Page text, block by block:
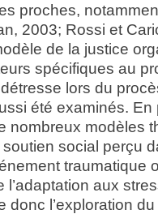
proches,
2003; Rossi et
de la justice
spécifiques au
lors du
été examinés. En
nombreux modèles
social perçu
traumatique
l’adaptation aux
donc l’exploration